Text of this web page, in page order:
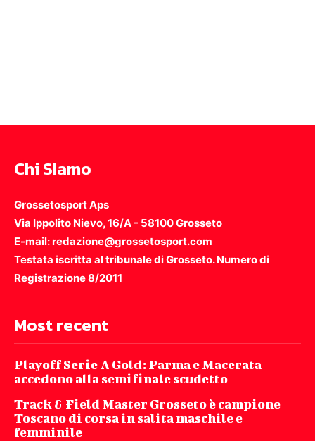
Chi SIamo
Grossetosport Aps
Via Ippolito Nievo, 16/A - 58100 Grosseto
E-mail: redazione@grossetosport.com
Testata iscritta al tribunale di Grosseto. Numero di
Registrazione 8/2011
Most recent
Playoff Serie A Gold: Parma e Macerata
accedono alla semifinale scudetto
Track & Field Master Grosseto è campione
Toscano di corsa in salita maschile e
femminile